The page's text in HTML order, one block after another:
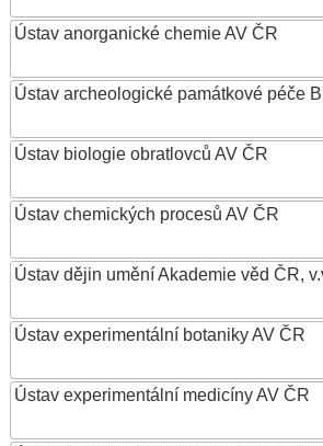
Ústav anorganické chemie AV ČR
Ústav archeologické památkové péče
Ústav biologie obratlovců AV ČR
Ústav chemických procesů AV ČR
Ústav dějin umění Akademie věd ČR,
Ústav experimentální botaniky AV ČR
Ústav experimentální medicíny AV ČR